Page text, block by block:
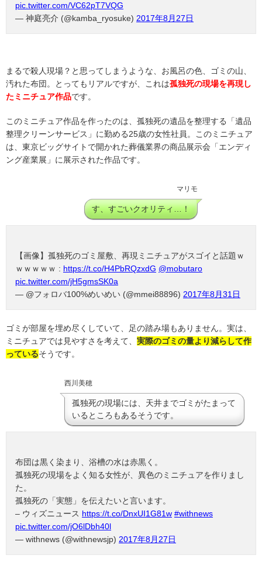
pic.twitter.com/VC62pT7VQG
— 神庭亮介 (@kamba_ryosuke) 2017年8月27日
まるで殺人現場？と思ってしまうような、お風呂の色、ゴミの山、
汚れた布団。とってもリアルですが、これは孤独死の現場を再現し
たミニチュア作品です。
このミニチュア作品を作ったのは、孤独死の遺品を整理する「遺品
整理クリーンサービス」に勤める25歳の女性社員。このミニチュア
は、東京ビッグサイトで開かれた葬儀業界の商品展示会「エンディ
ング産業展」に展示された作品です。
マリモ
す、すごいクオリティ…！
【画像】孤独死のゴミ屋敷、再現ミニチュアがスゴイと話題ｗ
ｗｗｗｗｗ : https://t.co/H4PbRQzxdG @mobutaro
pic.twitter.com/jH5gmsSK0a
— @フォロバ100%めいめい (@mmei88896) 2017年8月31日
ゴミが部屋を埋め尽くしていて、足の踏み場もありません。実は、
ミニチュアでは見やすさを考えて、 実際のゴミの量より減らして作
っているそうです。
西川美穂
孤独死の現場には、天井までゴミがたまって
いるところもあるそうです。
布団は黒く染まり、浴槽の水は赤黒く。
孤独死の現場をよく知る女性が、異色のミニチュアを作りまし
た。
孤独死の「実態」を伝えたいと言います。
– ウィズニュース https://t.co/DnxUI1G81w #withnews
pic.twitter.com/jO6lDbh40l
— withnews (@withnewsjp) 2017年8月27日